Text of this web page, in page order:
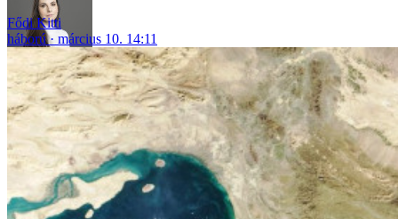
Fődi Kitti
háború
március 10. 14:11